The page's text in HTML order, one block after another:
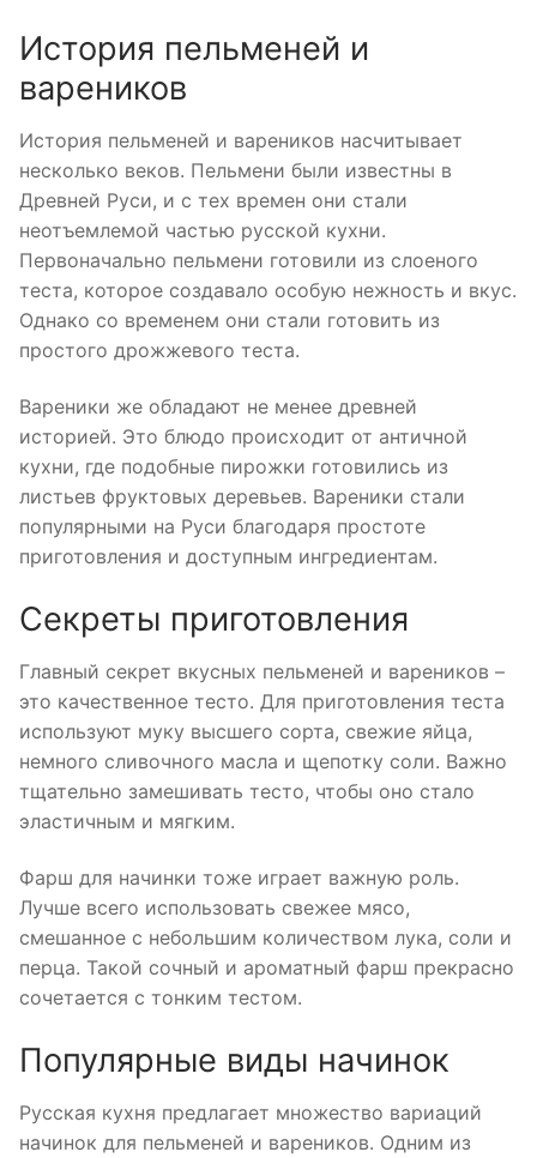
История пельменей и
вареников
История пельменей и вареников насчитывает
несколько веков. Пельмени были известны в
Древней Руси, и с тех времен они стали
неотъемлемой частью русской кухни.
Первоначально пельмени готовили из слоеного
теста, которое создавало особую нежность и вкус.
Однако со временем они стали готовить из
простого дрожжевого теста.
Вареники же обладают не менее древней
историей. Это блюдо происходит от античной
кухни, где подобные пирожки готовились из
листьев фруктовых деревьев. Вареники стали
популярными на Руси благодаря простоте
приготовления и доступным ингредиентам.
Секреты приготовления
Главный секрет вкусных пельменей и вареников –
это качественное тесто. Для приготовления теста
используют муку высшего сорта, свежие яйца,
немного сливочного масла и щепотку соли. Важно
тщательно замешивать тесто, чтобы оно стало
эластичным и мягким.
Фарш для начинки тоже играет важную роль.
Лучше всего использовать свежее мясо,
смешанное с небольшим количеством лука, соли и
перца. Такой сочный и ароматный фарш прекрасно
сочетается с тонким тестом.
Популярные виды начинок
Русская кухня предлагает множество вариаций
начинок для пельменей и вареников. Одним из